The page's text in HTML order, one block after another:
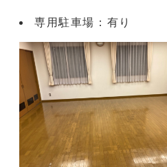
専用駐車場：有り